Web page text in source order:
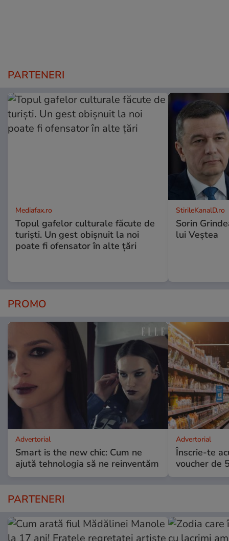
PARTENERI
Mediafax.ro
Topul gafelor culturale făcute de
turiști. Un gest obișnuit la noi
poate fi ofensator în alte țări
StirileKanalD.ro
Sorin
lui Veștea
PROMO
Advertorial
Smart is the new chic: Cum ne
ajută tehnologia să ne reinventăm
Advertorial
Înscrie-te
voucher de
PARTENERI